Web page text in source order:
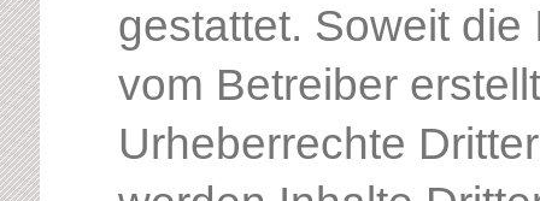
gestattet. Soweit
vom Betreiber
Urheberrechte